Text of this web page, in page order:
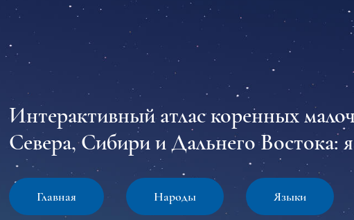
Интерактивный атлас коренных
Севера, Сибири и Дальнего Востока:
Главная Народы Языки